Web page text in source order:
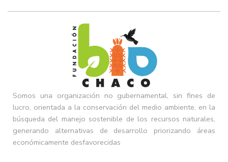
Somos una organización no gubernamental, sin fines de
lucro, orientada a la conservación del medio ambiente, en la
búsqueda del manejo sostenible de los recursos naturales,
generando alternativas de desarrollo priorizando áreas
económicamente desfavorecidas